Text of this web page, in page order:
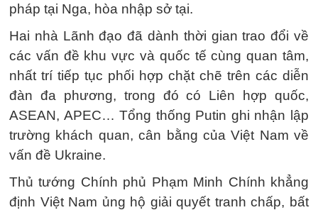
pháp tại Nga, hòa nhập sở tại.
Hai nhà Lãnh đạo đã dành thời gian trao đổi về
các vấn đề khu vực và quốc tế cùng quan tâm,
nhất trí tiếp tục phối hợp chặt chẽ trên các diễn
đàn đa phương, trong đó có Liên hợp quốc,
ASEAN, APEC… Tổng thống Putin ghi nhận lập
trường khách quan, cân bằng của Việt Nam về
vấn đề Ukraine.
Thủ tướng Chính phủ Phạm Minh Chính khẳng
định Việt Nam ủng hộ giải quyết tranh chấp, bất